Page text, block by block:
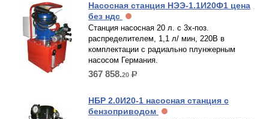
Насосная станция НЭЭ-1.1И20Ф1 цена
без ндс
Станция насосная 20 л. с 3х-поз.
распределителем, 1,1 л/ мин, 220В в
комплектации с радиально плунжерным
насосом Германия.
367 858.20 р.
НБР 2.0И20-1 насосная станция с
бензоприводом